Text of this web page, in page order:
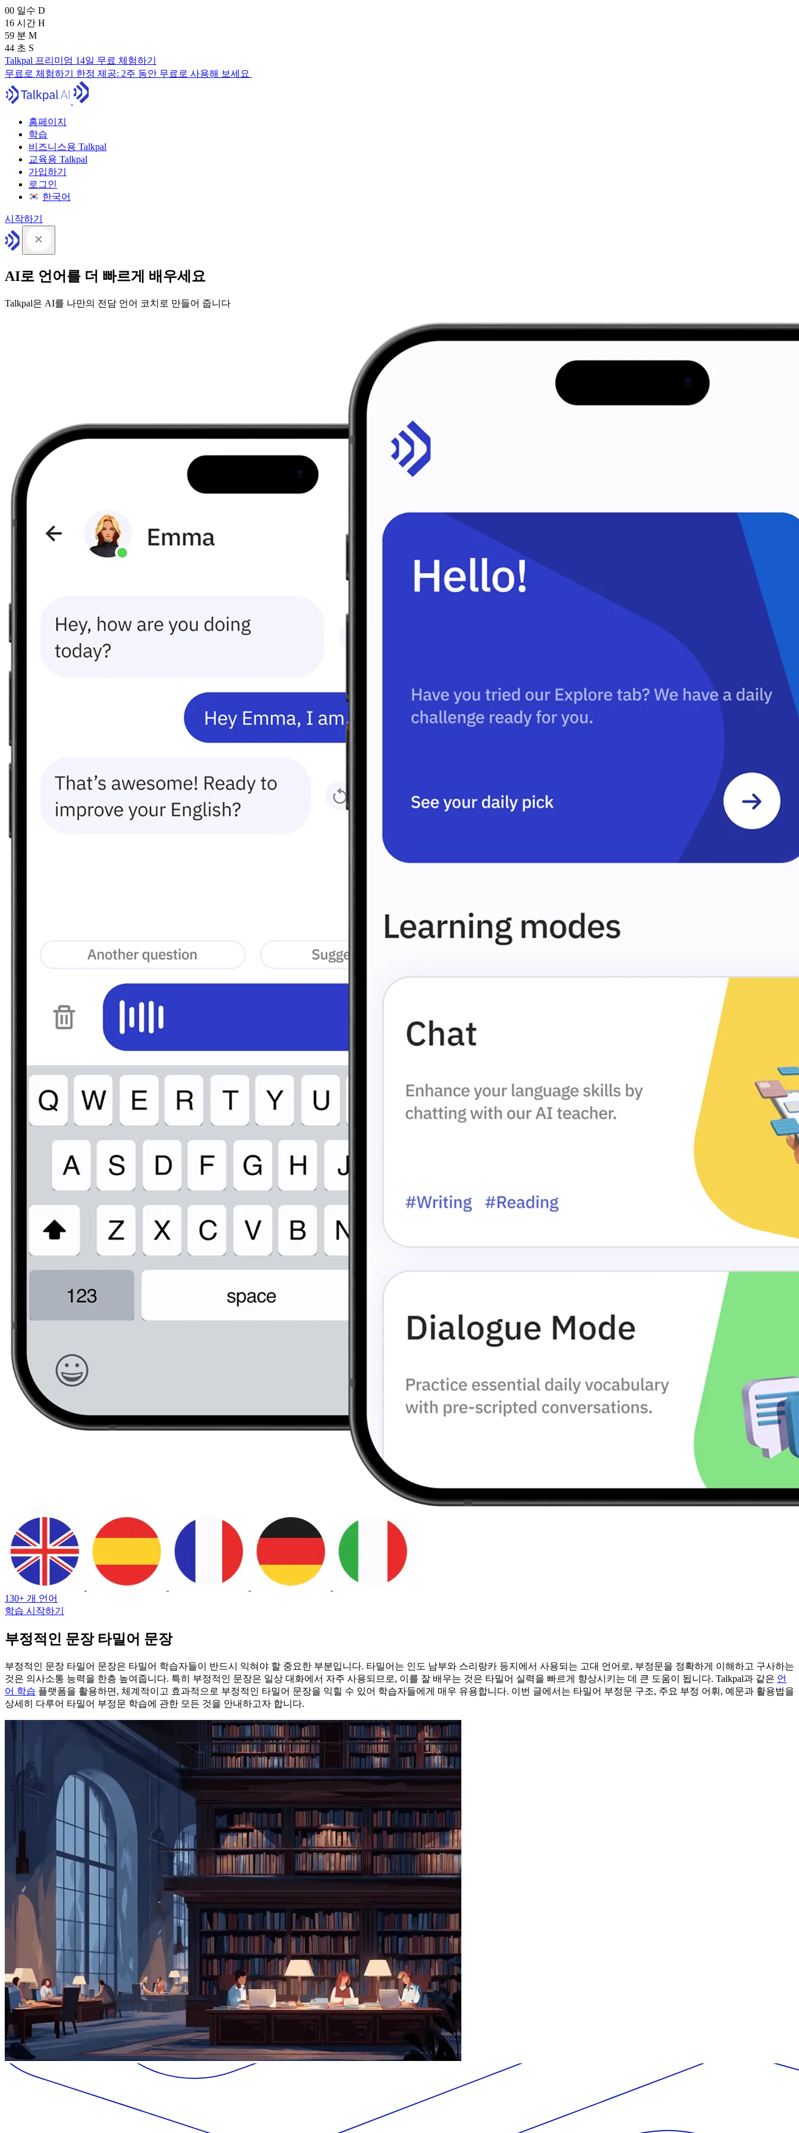
00 일수 D
16 시간 H
59 분 M
43 초 S
Talkpal 프리미엄 14일 무료 체험하기
무료로 체험하기 한정 제공: 2주 동안 무료로 사용해 보세요
홈페이지
학습
비즈니스용 Talkpal
교육용 Talkpal
가입하기
로그인
한국어
시작하기
AI로 언어를 더 빠르게 배우세요
Talkpal은 AI를 나만의 전담 언어 코치로 만들어 줍니다
130+ 개 언어
학습 시작하기
부정적인 문장 타밀어 문장
부정적인 문장 타밀어 문장은 타밀어 학습자들이 반드시 익혀야 할 중요한 부분입니다. 타밀어는 인도 남부와 스리랑카 등지에서 사용되는 고대 언어로, 부정문을 정확하게 이해하고 구사하는
것은 의사소통 능력을 한층 높여줍니다. 특히 부정적인 문장은 일상 대화에서 자주 사용되므로, 이를 잘 배우는 것은 타밀어 실력을 빠르게 향상시키는 데 큰 도움이 됩니다. Talkpal과 같은 언
어 학습 플랫폼을 활용하면, 체계적이고 효과적으로 부정적인 타밀어 문장을 익힐 수 있어 학습자들에게 매우 유용합니다. 이번 글에서는 타밀어 부정문 구조, 주요 부정 어휘, 예문과 활용법을
상세히 다루어 타밀어 부정문 학습에 관한 모든 것을 안내하고자 합니다.